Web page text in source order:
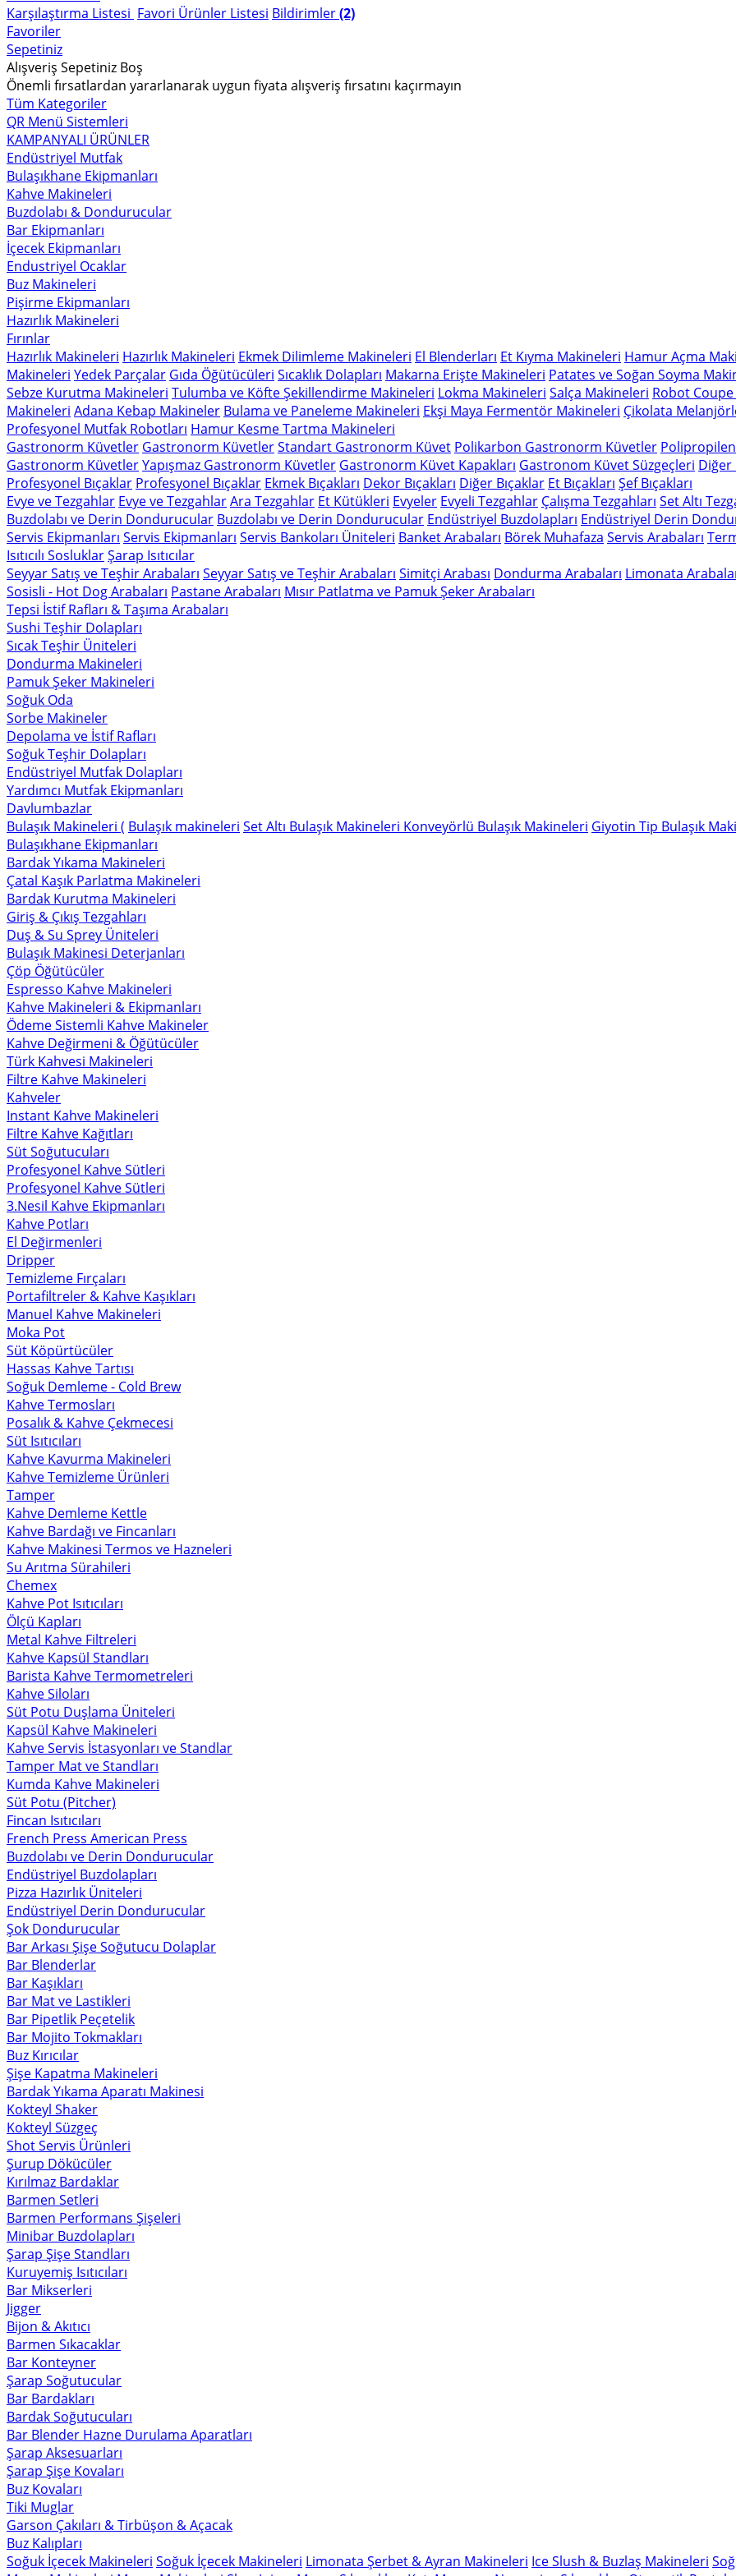
Karşılaştırma Listesi Favori Ürünler Listesi Bildirimler(2)
Favoriler
Sepetiniz
Alışveriş Sepetiniz Boş
Önemli fırsatlardan yararlanarak uygun fiyata alışveriş fırsatını kaçırmayın
Tüm Kategoriler
QR Menü Sistemleri
KAMPANYALI ÜRÜNLER
Endüstriyel Mutfak
Bulaşıkhane Ekipmanları
Kahve Makineleri
Buzdolabı & Dondurucular
Bar Ekipmanları
İçecek Ekipmanları
Endustriyel Ocaklar
Buz Makineleri
Pişirme Ekipmanları
Hazırlık Makineleri
Fırınlar
Hazırlık Makineleri Hazırlık Makineleri Ekmek Dilimleme Makineleri El Blenderları Et Kıyma Makineleri Hamur Açma
Makineleri Yedek Parçalar Gıda Öğütücüleri Sıcaklık Dolapları Makarna Erişte Makineleri Patates ve Soğan Soyma
Sebze Kurutma Makineleri Tulumba ve Köfte Şekillendirme Makineleri Lokma Makineleri Salça Makineleri Robot Coupe
Makineleri Adana Kebap Makineler Bulama ve Paneleme Makineleri Ekşi Maya Fermentör Makineleri Çikolata
Profesyonel Mutfak Robotları Hamur Kesme Tartma Makineleri
Gastronorm Küvetler Gastronorm KüvetlerStandart Gastronorm Küvet Polikarbon Gastronorm Küvetler
Gastronorm KüvetlerYapışmaz Gastronorm Küvetler Gastronorm Küvet Kapakları Gastronom Küvet Süzgeçleri
Profesyonel Bıçaklar Profesyonel Bıçaklar Ekmek Bıçakları Dekor Bıçakları Diğer Bıçaklar Et Bıçakları Şef Bıçakları
Evye ve Tezgahlar Evye ve TezgahlarAra Tezgahlar Et Kütükleri Evyeler Evyeli Tezgahlar Çalışma Tezgahları Set Altı
Buzdolabı ve Derin Dondurucular Buzdolabı ve Derin Dondurucular Endüstriyel Buzdolapları Endüstriyel Derin
Servis Ekipmanları Servis Ekipmanları Servis Bankoları Üniteleri Banket Arabaları Börek Muhafaza Servis Arabaları
Isıtıcılı SosluklarŞarap Isıtıcılar
Seyyar Satış ve Teşhir Arabaları Seyyar Satış ve Teşhir Arabaları Simitçi Arabası Dondurma Arabaları Limonata
Sosisli - Hot Dog Arabaları Pastane Arabaları Mısır Patlatma ve Pamuk Şeker Arabaları
Tepsi İstif Rafları & Taşıma Arabaları
Sushi Teşhir Dolapları
Sıcak Teşhir Üniteleri
Dondurma Makineleri
Pamuk Şeker Makineleri
Soğuk Oda
Sorbe Makineler
Depolama ve İstif Rafları
Soğuk Teşhir Dolapları
Endüstriyel Mutfak Dolapları
Yardımcı Mutfak Ekipmanları
Davlumbazlar
Bulaşık Makineleri ( Bulaşık makineleri Set Altı Bulaşık Makineleri Konveyörlü Bulaşık Makineleri Giyotin Tip Bulaşık
Bulaşıkhane Ekipmanları
Bardak Yıkama Makineleri
Çatal Kaşık Parlatma Makineleri
Bardak Kurutma Makineleri
Giriş & Çıkış Tezgahları
Duş & Su Sprey Üniteleri
Bulaşık Makinesi Deterjanları
Çöp Öğütücüler
Espresso Kahve Makineleri
Kahve Makineleri & Ekipmanları
Ödeme Sistemli Kahve Makineler
Kahve Değirmeni & Öğütücüler
Türk Kahvesi Makineleri
Filtre Kahve Makineleri
Kahveler
Instant Kahve Makineleri
Filtre Kahve Kağıtları
Süt Soğutucuları
Profesyonel Kahve Sütleri
Profesyonel Kahve Sütleri
3.Nesil Kahve Ekipmanları
Kahve Potları
El Değirmenleri
Dripper
Temizleme Fırçaları
Portafiltreler & Kahve Kaşıkları
Manuel Kahve Makineleri
Moka Pot
Süt Köpürtücüler
Hassas Kahve Tartısı
Soğuk Demleme - Cold Brew
Kahve Termosları
Posalık & Kahve Çekmecesi
Süt Isıtıcıları
Kahve Kavurma Makineleri
Kahve Temizleme Ürünleri
Tamper
Kahve Demleme Kettle
Kahve Bardağı ve Fincanları
Kahve Makinesi Termos ve Hazneleri
Su Arıtma Sürahileri
Chemex
Kahve Pot Isıtıcıları
Ölçü Kapları
Metal Kahve Filtreleri
Kahve Kapsül Standları
Barista Kahve Termometreleri
Kahve Siloları
Süt Potu Duşlama Üniteleri
Kapsül Kahve Makineleri
Kahve Servis İstasyonları ve Standlar
Tamper Mat ve Standları
Kumda Kahve Makineleri
Süt Potu (Pitcher)
Fincan Isıtıcıları
French Press American Press
Buzdolabı ve Derin Dondurucular
Endüstriyel Buzdolapları
Pizza Hazırlık Üniteleri
Endüstriyel Derin Dondurucular
Şok Dondurucular
Bar Arkası Şişe Soğutucu Dolaplar
Bar Blenderlar
Bar Kaşıkları
Bar Mat ve Lastikleri
Bar Pipetlik Peçetelik
Bar Mojito Tokmakları
Buz Kırıcılar
Şişe Kapatma Makineleri
Bardak Yıkama Aparatı Makinesi
Kokteyl Shaker
Kokteyl Süzgeç
Shot Servis Ürünleri
Şurup Dökücüler
Kırılmaz Bardaklar
Barmen Setleri
Barmen Performans Şişeleri
Minibar Buzdolapları
Şarap Şişe Standları
Kuruyemiş Isıtıcıları
Bar Mikserleri
Jigger
Bijon & Akıtıcı
Barmen Sıkacaklar
Bar Konteyner
Şarap Soğutucular
Bar Bardakları
Bardak Soğutucuları
Bar Blender Hazne Durulama Aparatları
Şarap Aksesuarları
Şarap Şişe Kovaları
Buz Kovaları
Tiki Muglar
Garson Çakıları & Tirbüşon & Açacak
Buz Kalıpları
Soğuk İçecek Makineleri Soğuk İçecek Makineleri Limonata Şerbet & Ayran Makineleri Ice Slush & Buzlaş Makineleri